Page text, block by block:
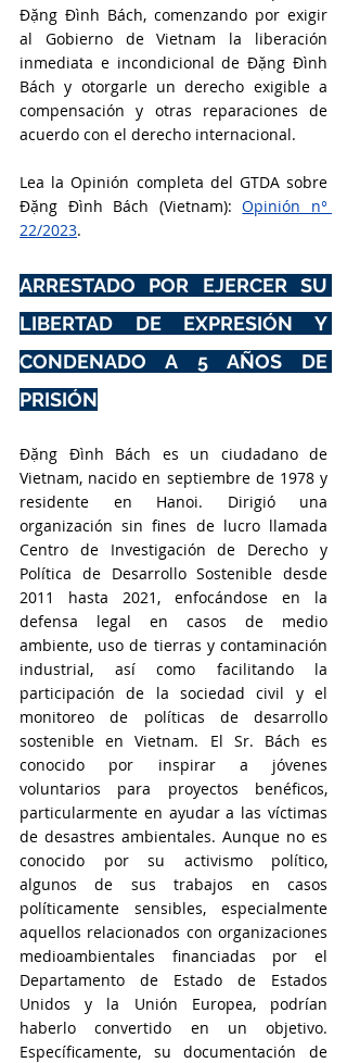
Đặng Đình Bách, comenzando por exigir
al Gobierno de Vietnam la liberación
inmediata e incondicional de Đặng Đình
Bách y otorgarle un derecho exigible a
compensación y otras reparaciones de
acuerdo con el derecho internacional.
Lea la Opinión completa del GTDA sobre
Đặng Đình Bách (Vietnam): Opinión n°
22/2023.
ARRESTADO POR EJERCER SU
LIBERTAD DE EXPRESIÓN Y
CONDENADO A 5 AÑOS DE
PRISIÓN
Đặng Đình Bách es un ciudadano de
Vietnam, nacido en septiembre de 1978 y
residente en Hanoi. Dirigió una
organización sin fines de lucro llamada
Centro de Investigación de Derecho y
Política de Desarrollo Sostenible desde
2011 hasta 2021, enfocándose en la
defensa legal en casos de medio
ambiente, uso de tierras y contaminación
industrial, así como facilitando la
participación de la sociedad civil y el
monitoreo de políticas de desarrollo
sostenible en Vietnam. El Sr. Bách es
conocido por inspirar a jóvenes
voluntarios para proyectos benéficos,
particularmente en ayudar a las víctimas
de desastres ambientales. Aunque no es
conocido por su activismo político,
algunos de sus trabajos en casos
políticamente sensibles, especialmente
aquellos relacionados con organizaciones
medioambientales financiadas por el
Departamento de Estado de Estados
Unidos y la Unión Europea, podrían
haberlo convertido en un objetivo.
Específicamente, su documentación de